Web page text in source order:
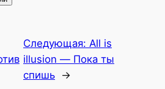
Следующая: All is
illusion — Пока ты
спишь →